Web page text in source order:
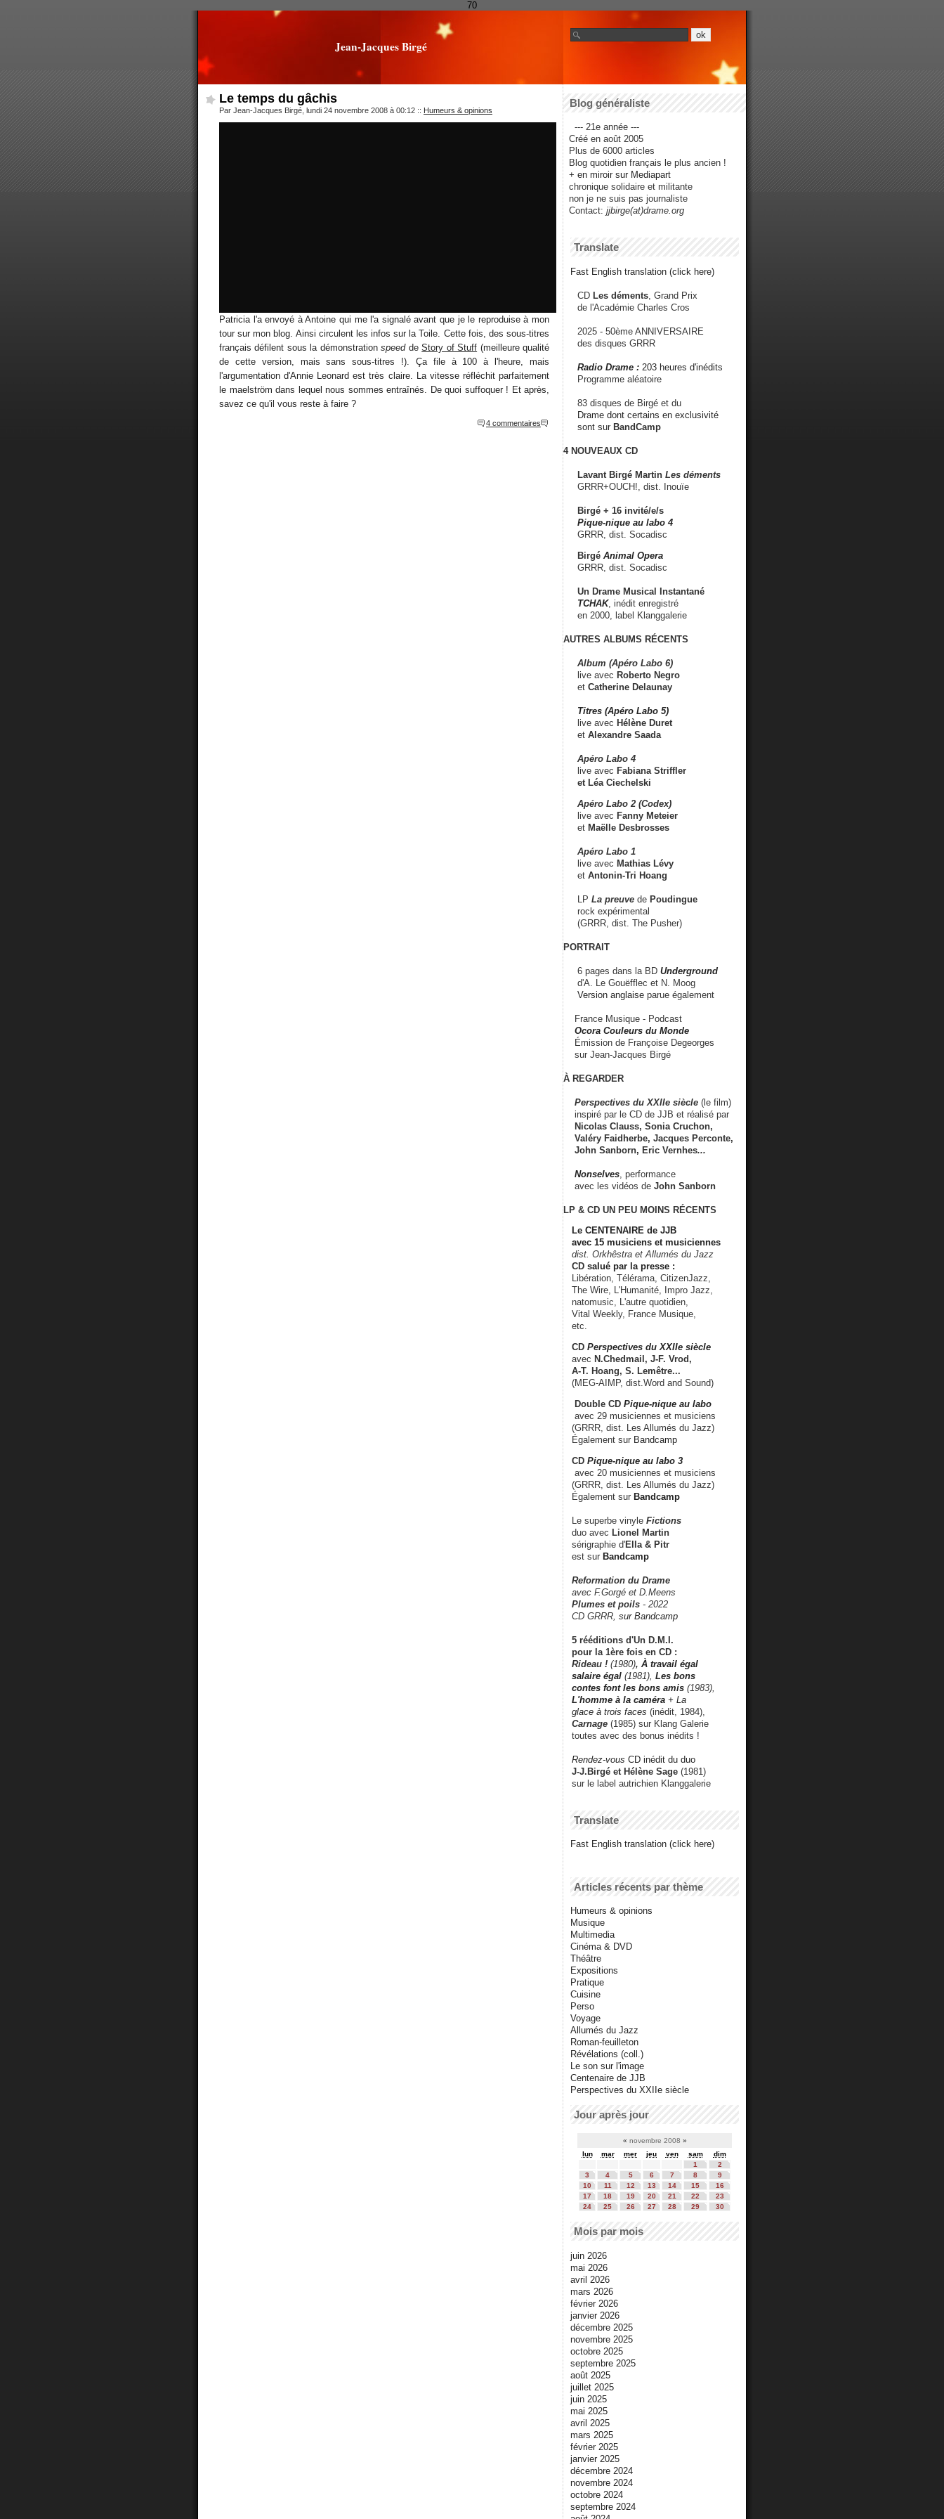
70
Jean-Jacques Birgé
Le temps du gâchis
Par Jean-Jacques Birgé, lundi 24 novembre 2008 à 00:12 :: Humeurs & opinions
Patricia l'a envoyé à Antoine qui me l'a signalé avant que je le reproduise à mon
tour sur mon blog. Ainsi circulent les infos sur la Toile. Cette fois, des sous-titres
français défilent sous la démonstrationspeeddeStory of Stuff (meilleure qualité
de cette version, mais sans sous-titres !). Ça file à 100 à l'heure, mais
l'argumentation d'Annie Leonard est très claire. La vitesse réfléchit parfaitement
le maelström dans lequel nous sommes entraînés. De quoi suffoquer ! Et après,
savez ce qu'il vous reste à faire ?
4 commentaires
Blog généraliste
--- 21e année ---
Créé en août 2005
Plus de 6000 articles
Blog quotidien français le plus ancien !
+ en miroir sur Mediapart
chronique solidaire et militante
non je ne suis pas journaliste
Contact: jjbirge(at)drame.org
Translate
Fast English translation (click here)
CD Les déments , Grand Prix
de l'Académie Charles Cros
2025 - 50ème ANNIVERSAIRE
des disques GRRR
Radio Drame : 203 heures d'inédits
Programme aléatoire
83 disques de Birgé et du
Drame dont certains en exclusivité
sont sur BandCamp
4 NOUVEAUX CD
Lavant Birgé Martin Les déments
GRRR+OUCH!, dist. Inouïe
Birgé + 16 invité/e/s
Pique-nique au labo 4
GRRR, dist. Socadisc
Birgé Animal Opera
GRRR, dist. Socadisc
Un Drame Musical Instantané
TCHAK, inédit enregistré
en 2000, label Klanggalerie
AUTRES ALBUMS RÉCENTS
Album (Apéro Labo 6)
live avec Roberto Negro
et Catherine Delaunay
Titres (Apéro Labo 5)
live avec Hélène Duret
et Alexandre Saada
Apéro Labo 4
live avec Fabiana Striffler
et Léa Ciechelski
Apéro Labo 2 (Codex)
live avec Fanny Meteier
et Maëlle Desbrosses
Apéro Labo 1
live avec Mathias Lévy
et Antonin-Tri Hoang
LP La preuve de Poudingue
rock expérimental
(GRRR, dist. The Pusher)
PORTRAIT
6 pages dans la BD Underground
d'A. Le Gouëfflec et N. Moog
Version anglaise parue également
France Musique - Podcast
Ocora Couleurs du Monde
Émission de Françoise Degeorges
sur Jean-Jacques Birgé
À REGARDER
Perspectives du XXIIe siècle (le film)
inspiré par le CD de JJB et réalisé par
Nicolas Clauss, Sonia Cruchon,
Valéry Faidherbe, Jacques Perconte,
John Sanborn, Eric Vernhes...
Nonselves , performance
avec les vidéos de John Sanborn
LP & CD UN PEU MOINS RÉCENTS
Le CENTENAIRE de JJB
avec 15 musiciens et musiciennes
dist. Orkhêstra et Allumés du Jazz
CD salué par la presse :
Libération, Télérama, CitizenJazz,
The Wire, L'Humanité, Impro Jazz,
natomusic, L'autre quotidien,
Vital Weekly, France Musique,
etc.
CD Perspectives du XXIIe siècle
avec N.Chedmail, J-F. Vrod,
A-T. Hoang, S. Lemêtre...
(MEG-AIMP, dist.Word and Sound)
Double CD Pique-nique au labo
avec 29 musiciennes et musiciens
(GRRR, dist. Les Allumés du Jazz)
Également sur Bandcamp
CD Pique-nique au labo 3
avec 20 musiciennes et musiciens
(GRRR, dist. Les Allumés du Jazz)
Également sur Bandcamp
Le superbe vinyle Fictions
duo avec Lionel Martin
sérigraphie d'Ella & Pitr
est sur Bandcamp
Reformation du Drame
avec F.Gorgé et D.Meens
Plumes et poils - 2022
CD GRRR, sur Bandcamp
5 rééditions d'Un D.M.I.
pour la 1ère fois en CD :
Rideau ! (1980), À travail égal
salaire égal (1981), Les bons
contes font les bons amis (1983),
L'homme à la caméra + La
glace à trois faces (inédit, 1984),
Carnage (1985) sur Klang Galerie
toutes avec des bonus inédits !
Rendez-vous CD inédit du duo
J-J.Birgé et Hélène Sage (1981)
sur le label autrichien Klanggalerie
Translate
Fast English translation (click here)
Articles récents par thème
Humeurs & opinions
Musique
Multimedia
Cinéma & DVD
Théâtre
Expositions
Pratique
Cuisine
Perso
Voyage
Allumés du Jazz
Roman-feuilleton
Révélations (coll.)
Le son sur l'image
Centenaire de JJB
Perspectives du XXIIe siècle
Jour après jour
« novembre 2008 »
lun
mar mer jeu ven sam
dim
1
2
3
4 5 6 7 8
9
10
11 12 13 14 15
16
17
18 19 20 21 22
23
24
25 26 27 28 29 30
Mois par mois
juin 2026
mai 2026
avril 2026
mars 2026
février 2026
janvier 2026
décembre 2025
novembre 2025
octobre 2025
septembre 2025
août 2025
juillet 2025
juin 2025
mai 2025
avril 2025
mars 2025
février 2025
janvier 2025
décembre 2024
novembre 2024
octobre 2024
septembre 2024